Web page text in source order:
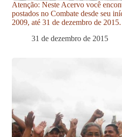
Atenção: Neste Acervo você
postados no Combate desde seu
2009, até 31 de dezembro de 2015.
31 de dezembro de 2015